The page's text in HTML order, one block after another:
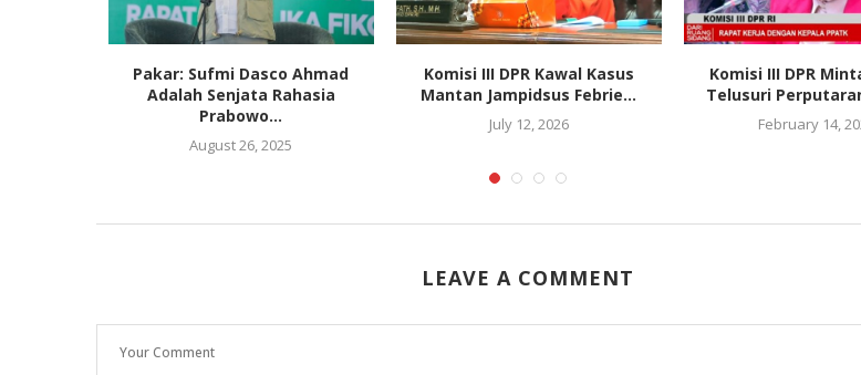
Pakar: Sufmi Dasco Ahmad
Adalah Senjata Rahasia
Prabowo...
August 26, 2025
Komisi III DPR Kawal Kasus
Mantan Jampidsus Febrie...
July 12, 2026
Komisi III DPR
Telusuri
February 14,
LEAVE A COMMENT